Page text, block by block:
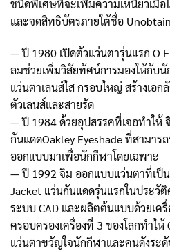
ชนิดพิเศษที่จะเพิ่มความเหนียวเมื่อ
และจดสิทธิบัตรภายใต้ชื่อ
— ปี 1980 เปิดตัวแว่นตารุ่นแรก O
ลมช่วยเพิ่มวิสัยทัศน์การมองให้กับนั
แว่นตาเลนส์ใส กรอบใหญ่ สร้างเอ
ตัวเลนส์และสายรัด
— ปี 1984 ด้วยอุปสรรคที่เจอทำให้
กันแดดOakley Eyeshade ที่สามาร
ออกแบบมาเพื่อนักกีฬาโดยเฉพาะ
— ปี 1992 จิม ออกแบบแว่นตาที่เป็
Jacket แว่นกันแดดรุ่นแรกในประวั
ระบบ CAD และผลิตต้นแบบด้วยเ
ครอบครองเครื่องที่ 3 ของโลกทำใ
แว่นตาขวัญใจนักกีฬาและคนดังระดั